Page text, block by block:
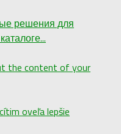
решения для
the content of your
oveľa lepšie